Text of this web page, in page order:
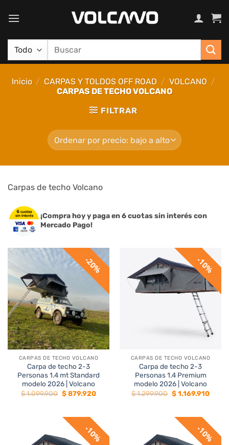
Buscar
Inicio / CARPAS Y TOLDOS OFF ROAD / VOLCANO /
CARPAS DE TECHO VOLCANO
FILTRAR
Carpas de techo Volcano
¡Compra hoy y paga en 6 cuotas sin interés con
Mercado Pago!
20%
CARPAS DE TECHO VOLCANO
Carpa de techo 2-3
Personas 1.4 mt Standard
modelo 2026 | Volcano
$1.099.900 El
precio
$ 1.099.900.
$879.920El
10%
CARPAS DE TECHO VOLCANO
Carpa de techo 2-3
Personas 1.4 Premium
modelo 2026 | Volcano
$1.299.900 El
precio
$ 1.299.900.
$1.169.910El
10% 10%